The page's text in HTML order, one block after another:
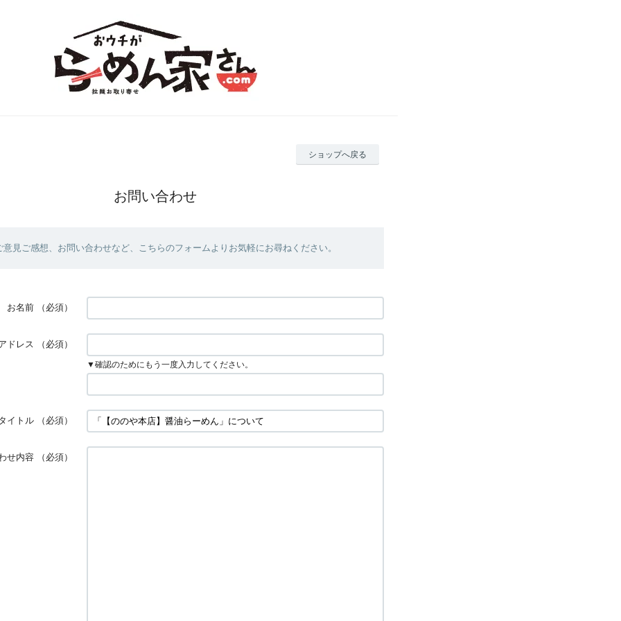
ショップへ戻る
お問い合わせ
見ご感想、お問い合わせなど、こちらのフォームよりお気軽にお尋ねください。
お名前 （必須）
ドレス （必須）
▼確認のためにもう一度入力してください。
イトル （必須）
せ内容 （必須）